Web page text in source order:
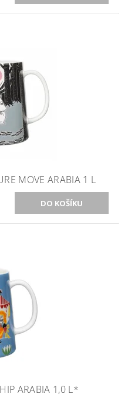
MOVE ARABIA 1 L
ARABIA 1,0 L*